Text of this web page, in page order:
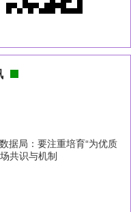
据局：要注重培育“为优质
共识与机制